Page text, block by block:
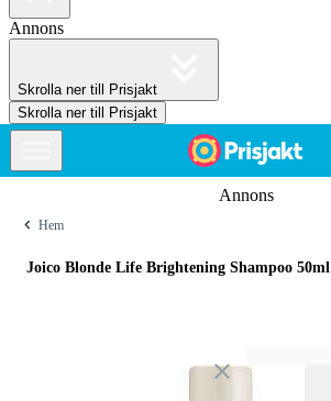
Annons
Skrolla ner till Prisjakt
Skrolla ner till Prisjakt
Annons
Hem
Joico Blonde Life Brightening Shampoo 50ml